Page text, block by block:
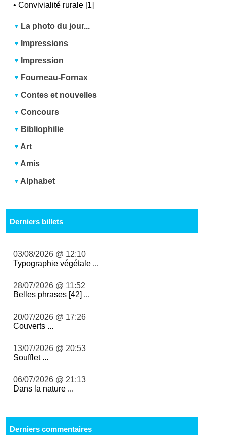
•Convivialité rurale [1]
La photo du jour...
Impressions
Impression
Fourneau-Fornax
Contes et nouvelles
Concours
Bibliophilie
Art
Amis
Alphabet
Derniers billets
03/08/2026 @ 12:10
Typographie végétale ...
28/07/2026 @ 11:52
Belles phrases [42] ...
20/07/2026 @ 17:26
Couverts ...
13/07/2026 @ 20:53
Soufflet ...
06/07/2026 @ 21:13
Dans la nature ...
Derniers commentaires